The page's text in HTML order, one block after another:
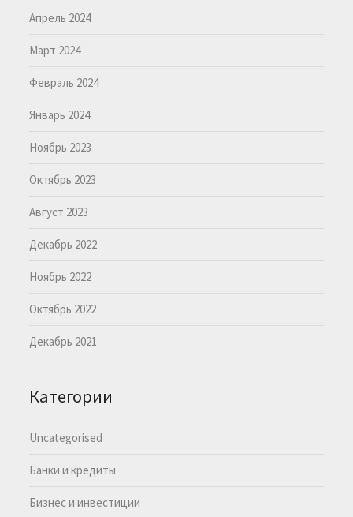
Апрель 2024
Март 2024
Февраль 2024
Январь 2024
Ноябрь 2023
Октябрь 2023
Август 2023
Декабрь 2022
Ноябрь 2022
Октябрь 2022
Декабрь 2021
Категории
Uncategorised
Банки и кредиты
Бизнес и инвестиции